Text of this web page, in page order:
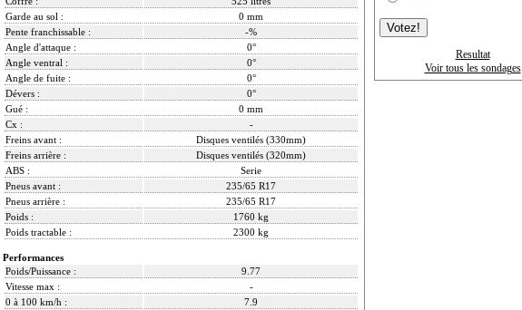
Garde au sol :
0 mm
Pente franchissable :
-%
Angle d'attaque :
0°
Angle ventral :
0°
Angle de fuite :
0°
Dévers :
0°
Gué :
0 mm
Cx :
-
Freins avant :
Disques ventilés (330mm)
Freins arrière :
Disques ventilés (320mm)
ABS :
Serie
Pneus avant :
235/65 R17
Pneus arrière :
235/65 R17
Poids :
1760 kg
Poids tractable :
2300 kg
Performances
Poids/Puissance :
9.77
Vitesse max :
-
0 à 100 km/h :
7.9
Resultat
Voir tous les sondages